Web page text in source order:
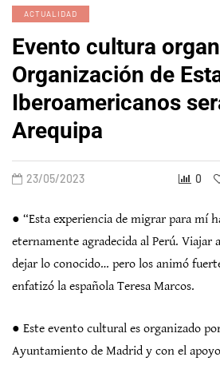
ACTUALIDAD
Evento cultura
Organización de
Iberoamericanos
Arequipa
23/05/2023 0
● “Esta experiencia de migrar para mí
eternamente agradecida al Perú. Viajar
dejar lo conocido… pero los animó
enfatizó la española Teresa Marcos.
● Este evento cultural es organizado
Ayuntamiento de Madrid y con el